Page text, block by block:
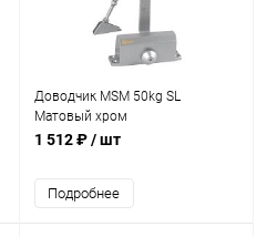
Доводчик MSM 50kg SL
Матовый хром
1 512 ₽/ шт
Подробнее